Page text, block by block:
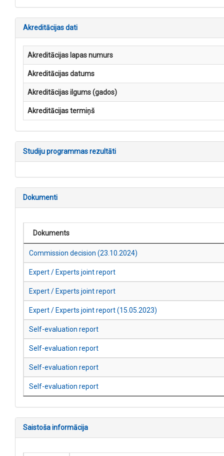
Akreditācijas dati
Akreditācijas lapas numurs
Akreditācijas datums
Akreditācijas ilgums (gados)
Akreditācijas termiņš
Studiju programmas rezultāti
Dokumenti
Dokuments
Commission decision (23.10.2024)
Expert / Experts joint report
Expert / Experts joint report
Expert / Experts joint report (15.05.2023)
Self-evaluation report
Self-evaluation report
Self-evaluation report
Self-evaluation report
Saistoša informācija